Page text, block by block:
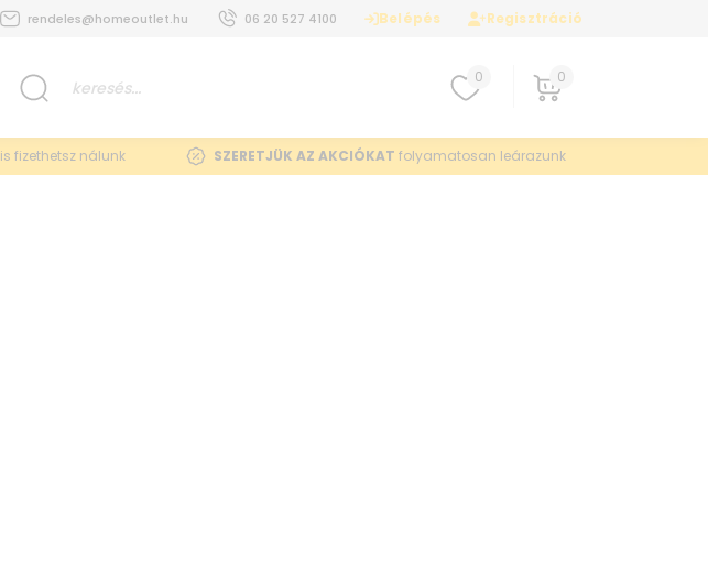
rendeles@homeoutlet.hu 06 20 527 4100 Belépés Regisztráció
0 0
is fizethetsz nálunk SZERETJÜK AZ AKCIÓKAT folyamatosan leárazunk